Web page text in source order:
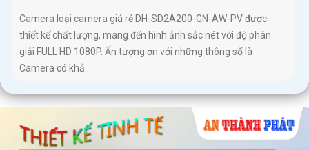
Camera loại camera giá rẻ DH-SD2A200-GN-AW-PV được
thiết kế chất lượng, mang đến hình ảnh sắc nét với độ phân
giải FULL HD 1080P. Ấn tượng ơn với những thông số là
Camera có khả...